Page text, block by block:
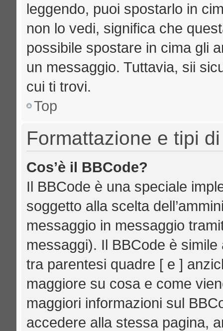
leggendo, puoi spostarlo in
non lo vedi, significa che
possibile spostare in cima gli
un messaggio. Tuttavia, sii
cui ti trovi.
Top
Formattazione e tipi
Cos’è il BBCode?
Il BBCode è una speciale
soggetto alla scelta
messaggio in messaggio
messaggi). Il BBCode è
tra parentesi quadre [ e ]
maggiore su cosa e come
maggiori informazioni sul
accedere alla stessa pagina,